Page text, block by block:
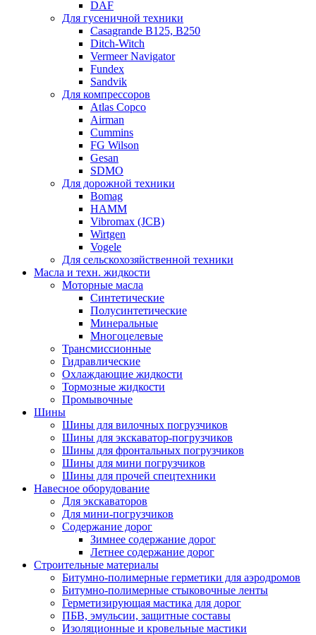
DAF
Для гусеничной техники
Casagrande B125, B250
Ditch-Witch
Vermeer Navigator
Fundex
Sandvik
Для компрессоров
Atlas Copco
Airman
Cummins
FG Wilson
Gesan
SDMO
Для дорожной техники
Bomag
HAMM
Vibromax (JCB)
Wirtgen
Vogele
Для сельскохозяйственной техники
Масла и техн. жидкости
Моторные масла
Синтетические
Полусинтетические
Минеральные
Многоцелевые
Трансмиссионные
Гидравлические
Охлаждающие жидкости
Тормозные жидкости
Промывочные
Шины
Шины для вилочных погрузчиков
Шины для экскаватор-погрузчиков
Шины для фронтальных погрузчиков
Шины для мини погрузчиков
Шины для прочей спецтехники
Навесное оборудование
Для экскаваторов
Для мини-погрузчиков
Содержание дорог
Зимнее содержание дорог
Летнее содержание дорог
Строительные материалы
Битумно-полимерные герметики для аэродромов
Битумно-полимерные стыковочные ленты
Герметизирующая мастика для дорог
ПБВ, эмульсии, защитные составы
Изоляционные и кровельные мастики